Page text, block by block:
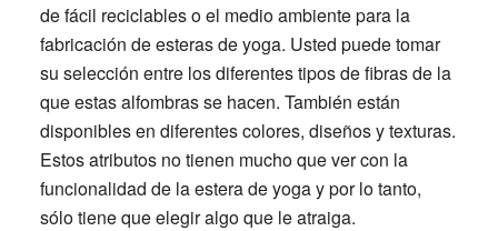
de fácil reciclables o el medio ambiente para la
fabricación de esteras de yoga. Usted puede tomar
su selección entre los diferentes tipos de fibras de la
que estas alfombras se hacen. También están
disponibles en diferentes colores, diseños y texturas.
Estos atributos no tienen mucho que ver con la
funcionalidad de la estera de yoga y por lo tanto,
sólo tiene que elegir algo que le atraiga.